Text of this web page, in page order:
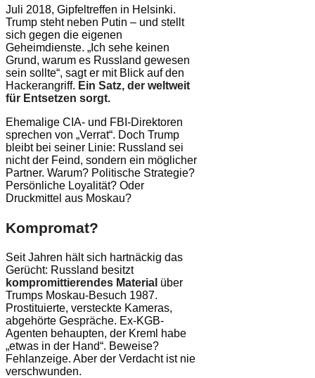
Juli 2018, Gipfeltreffen in Helsinki.
Trump steht neben Putin – und stellt
sich gegen die eigenen
Geheimdienste. „Ich sehe keinen
Grund, warum es Russland gewesen
sein sollte“, sagt er mit Blick auf den
Hackerangriff. Ein Satz, der weltweit
für Entsetzen sorgt.
Ehemalige CIA- und FBI-Direktoren
sprechen von „Verrat“. Doch Trump
bleibt bei seiner Linie: Russland sei
nicht der Feind, sondern ein möglicher
Partner. Warum? Politische Strategie?
Persönliche Loyalität? Oder
Druckmittel aus Moskau?
Kompro­mat?
Seit Jahren hält sich hartnäckig das
Gerücht: Russland besitzt
kompromittierendes Material über
Trumps Moskau-Besuch 1987.
Prostituierte, versteckte Kameras,
abgehörte Gespräche. Ex-KGB-
Agenten behaupten, der Kreml habe
„etwas in der Hand“. Beweise?
Fehlanzeige. Aber der Verdacht ist nie
verschwunden.